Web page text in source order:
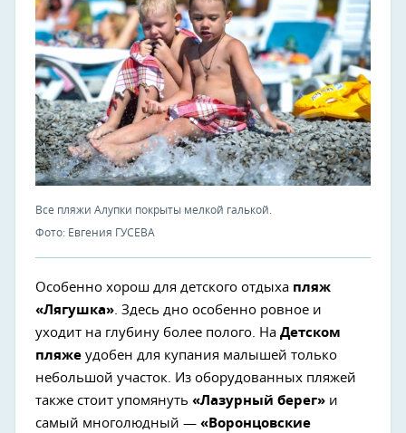
Все пляжи Алупки покрыты мелкой галькой.
Фото: Евгения ГУСЕВА
Особенно хорош для детского отдыха пляж
«Лягушка». Здесь дно особенно ровное и
уходит на глубину более полого. На Детском
пляже удобен для купания малышей только
небольшой участок. Из оборудованных пляжей
также стоит упомянуть «Лазурный берег» и
самый многолюдный — «Воронцовские